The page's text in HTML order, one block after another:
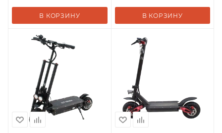
В КОРЗИНУ В КОРЗИНУ